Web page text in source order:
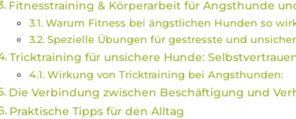
Fitnesstraining & Körperarbeit für Angsthunde
Warum Fitness bei ängstlichen Hunden so
Spezielle Übungen für gestresste und
Tricktraining für unsichere Hunde:
Wirkung von Tricktraining bei Angsthunden:
Die Verbindung zwischen Beschäftigung und
Praktische Tipps für den Alltag